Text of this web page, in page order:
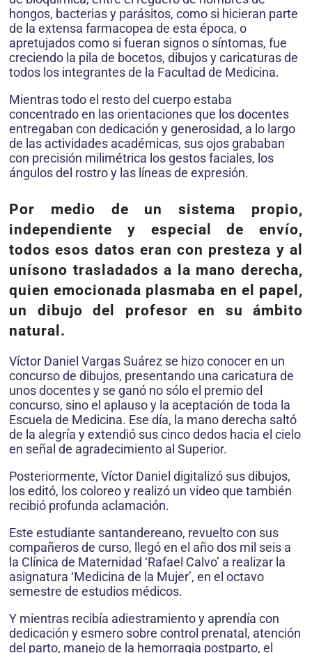
hongos, bacterias y parásitos, como si hicieran parte
de la extensa farmacopea de esta época, o
apretujados como si fueran signos o síntomas, fue
creciendo la pila de bocetos, dibujos y caricaturas de
todos los integrantes de la Facultad de Medicina.
Mientras todo el resto del cuerpo estaba
concentrado en las orientaciones que los docentes
entregaban con dedicación y generosidad, a lo largo
de las actividades académicas, sus ojos grababan
con precisión milimétrica los gestos faciales, los
ángulos del rostro y las líneas de expresión.
Por medio de un sistema propio,
independiente y especial de envío,
todos esos datos eran con presteza y al
unísono trasladados a la mano derecha,
quien emocionada plasmaba en el papel,
un dibujo del profesor en su ámbito
natural.
Víctor Daniel Vargas Suárez se hizo conocer en un
concurso de dibujos, presentando una caricatura de
unos docentes y se ganó no sólo el premio del
concurso, sino el aplauso y la aceptación de toda la
Escuela de Medicina. Ese día, la mano derecha saltó
de la alegría y extendió sus cinco dedos hacia el cielo
en señal de agradecimiento al Superior.
Posteriormente, Víctor Daniel digitalizó sus dibujos,
los editó, los coloreo y realizó un video que también
recibió profunda aclamación.
Este estudiante santandereano, revuelto con sus
compañeros de curso, llegó en el año dos mil seis a
la Clínica de Maternidad ‘Rafael Calvo’ a realizar la
asignatura ‘Medicina de la Mujer’, en el octavo
semestre de estudios médicos.
Y mientras recibía adiestramiento y aprendía con
dedicación y esmero sobre control prenatal, atención
del parto, manejo de la hemorragia postparto, el